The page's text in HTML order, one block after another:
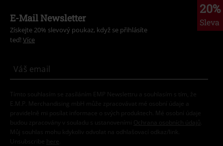
20%
Sleva
E-Mail Newsletter
Získejte 20% slevový poukaz, když se přihlásíte
teď! Více
Tímto souhlasím se zasíláním EMP Newslettru a souhlasím s tím, že
E.M.P. Merchandising mbH může zpracovávat mé osobní údaje a
pravidelně mi posílat informace o svých produktech. Mé osobní údaje
budou zpracovány v souladu s ustanoveními
Ochrana osobních údajů
Můj souhlas mohu kdykoliv odvolat na odhlašovací odkaz/link.
Unsubscribe here